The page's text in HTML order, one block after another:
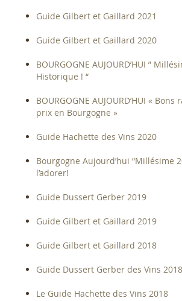
Guide Gilbert et Gaillard 2021
Guide Gilbert et Gaillard 2020
BOURGOGNE AUJOURD’HUI ”
Historique ! “
BOURGOGNE AUJOURD’HUI «
prix en Bourgogne »
Guide Hachette des Vins 2020
Bourgogne Aujourd’hui “Millésime
l’adorer!
Guide Dussert Gerber 2019
Guide Gilbert et Gaillard 2019
Guide Gilbert et Gaillard 2018
Guide Dussert Gerber des Vins 2018
Le Guide Hachette des Vins 2018